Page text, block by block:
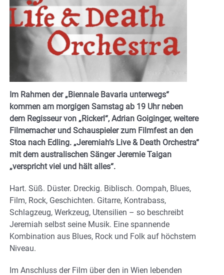
Im Rahmen der „Biennale Bavaria unterwegs“
kommen am morgigen Samstag ab 19 Uhr neben
dem Regisseur von „Rickerl“, Adrian Goiginger, weitere
Filmemacher und Schauspieler zum Filmfest an den
Stoa nach Edling. „Jeremiah‘s Live & Death Orchestra“
mit dem australischen Sänger Jeremie Taigan
„verspricht viel und hält alles“.
Hart. Süß. Düster. Dreckig. Biblisch. Oompah, Blues,
Film, Rock, Geschichten. Gitarre, Kontrabass,
Schlagzeug, Werkzeug, Utensilien – so beschreibt
Jeremiah selbst seine Musik. Eine spannende
Kombination aus Blues, Rock und Folk auf höchstem
Niveau.
Im Anschluss der Film über den in Wien lebenden